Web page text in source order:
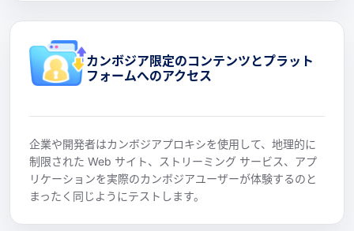
カンボジア限定のコンテンツとプラット
フォームへのアクセス
企業や開発者はカンボジアプロキシを使用して、地理的に
制限された Web サイト、ストリーミング サービス、アプ
リケーションを実際のカンボジアユーザーが体験するのと
まったく同じようにテストします。